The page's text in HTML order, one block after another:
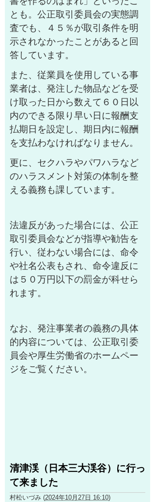
とも。公正取引委員会の実態調
査でも、４５％が取引条件を明
示されなかったことがあると回
答しています。
また、従業員を使用している事
業者は、発注した物品などを受
け取った日から数えて６０日以
内のできる限り早い日に報酬支
払期日を設定し、期日内に報酬
を支払わなければなりません。
更に、セクハラやパワハラなど
のハラスメント対策の体制を整
える義務も課しています。
法違反があった場合には、公正
取引委員会などが指導や勧告を
行い、従わない場合には、命令
や社名公表もされ、命令違反に
は５０万円以下の罰金が科せら
れます。
なお、発注事業者の義務の具体
的内容については、公正取引委
員会や厚生労働省のホームペー
ジをご覧ください。
清津渓（日本三大渓谷）に行っ
て来ました
村松いづみ (2024年10月27日 16:10)